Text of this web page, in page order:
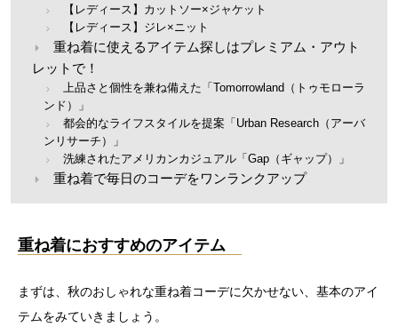
【レディース】カットソー×ジャケット
【レディース】ジレ×ニット
重ね着に使えるアイテム探しはプレミアム・アウト
レットで！
上品さと個性を兼ね備えた「Tomorrowland（トゥモローラ
ンド）」
都会的なライフスタイルを提案「Urban Research（アーバ
ンリサーチ）」
洗練されたアメリカンカジュアル「Gap（ギャップ）」
重ね着で毎日のコーデをワンランクアップ
重ね着におすすめのアイテム
まずは、秋のおしゃれな重ね着コーデに欠かせない、基本のアイ
テムをみていきましょう。